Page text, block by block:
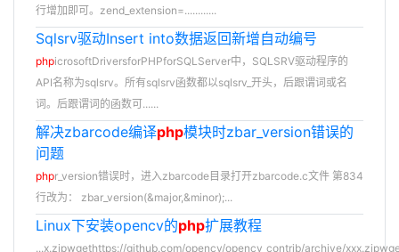
行增加即可。zend_extension=............
Sqlsrv驱动Insert into数据返回新增自动编号
phpicrosoftDriversforPHPforSQLServer中，SQLSRV驱动程序的
API名称为sqlsrv。所有sqlsrv函数都以sqlsrv_开头，后跟谓词或名
词。后跟谓词的函数可......
解决zbarcode编译php模块时zbar_version错误的
问题
phpr_version错误时，进入zbarcode目录打开zbarcode.c文件 第834
行改为： zbar_version(&major,&minor);...
Linux下安装opencv的php扩展教程
...x.zipwgethttps://github.com/opencv/opencv_contrib/archive/